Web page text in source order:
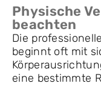
Physische
beachten
Die
beginnt oft mit
eine bestimmte